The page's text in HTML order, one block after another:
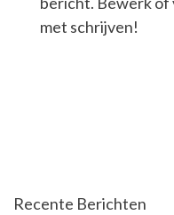
met schrijven!
Recente Berichten